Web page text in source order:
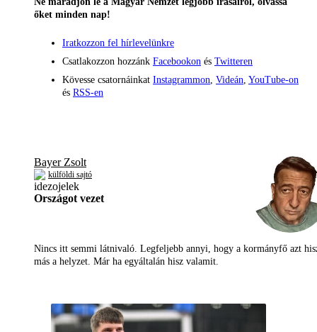
őket minden nap!
Iratkozzon fel hírlevelünkre
Csatlakozzon hozzánk Facebookon és Twitteren
Kövesse csatornáinkat Instagrammon Videán YouTube-on
és RSS-en
Bayer Zsolt
külföldi sajtó
Országot vezet
Nincs itt semmi látnivaló. Legfeljebb annyi, hogy a kormányfő azt
más a helyzet. Már ha egyáltalán hisz valamit.